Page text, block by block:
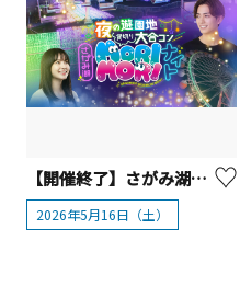
【開催終了】さがみ湖MORIMORI 夜の遊園地貸切り大合コン「さがみ湖MORI MORIナイト」
2026年5月16日（土）